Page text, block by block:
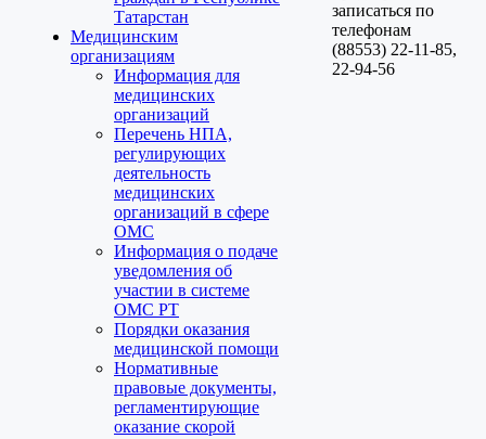
Татарстан
Медицинским
организациям
Информация для
медицинских
организаций
Перечень НПА,
регулирующих
деятельность
медицинских
организаций в сфере
ОМС
Информация о подаче
уведомления об
участии в системе
ОМС РТ
Порядки оказания
медицинской помощи
Нормативные
правовые документы,
регламентирующие
оказание скорой
записаться по
телефонам
(88553) 22-11-85,
22-94-56